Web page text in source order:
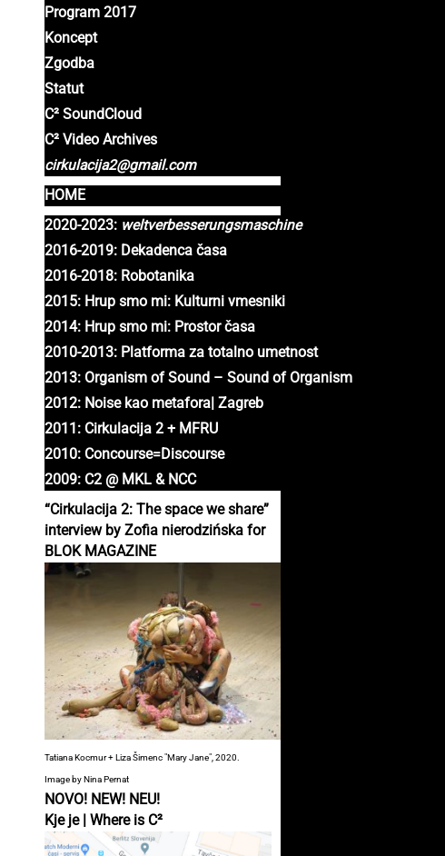
Program 2017
Koncept
Zgodba
Statut
C² SoundCloud
C² Video Archives
cirkulacija2@gmail.com
HOME
2020-2023: weltverbesserungsmaschine
2016-2019: Dekadenca časa
2016-2018: Robotanika
2015: Hrup smo mi: Kulturni vmesniki
2014: Hrup smo mi: Prostor časa
2010-2013: Platforma za totalno umetnost
2013: Organism of Sound – Sound of Organism
2012: Noise kao metafora| Zagreb
2011: Cirkulacija 2 + MFRU
2010: Concourse=Discourse
2009: C2 @ MKL & NCC
“Cirkulacija 2: The space we share”
interview by Zofia nierodzińska for
BLOK MAGAZINE
Tatiana Kocmur + Liza Šimenc "Mary Jane", 2020.
Image by Nina Pernat
NOVO! NEW! NEU!
Kje je | Where is C²